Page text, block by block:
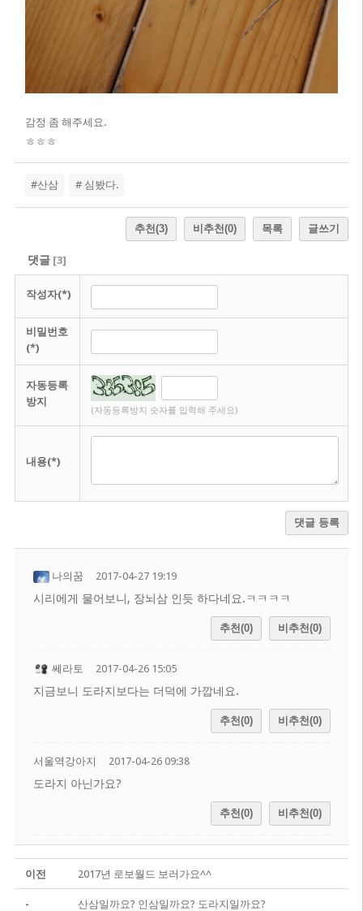
감정 좀 해주세요.
ㅎㅎㅎ
#산삼 # 심봤다.
추천(3) 비추천(0) 목록 글쓰기
댓글[3]
작성자(*)
비밀번호
(*)
자동등록
방지
(자동등록방지 숫자를 입력해 주세요)
내용(*)
댓글 등록
나의꿈 2017-04-27 19:19
시리에게 물어보니, 장뇌삼 인듯 하다네요.ㅋㅋㅋㅋ
추천(0) 비추천(0)
쎄라토 2017-04-26 15:05
지금보니 도라지보다는 더덕에 가깝네요.
추천(0) 비추천(0)
서울역강아지 2017-04-26 09:38
도라지 아닌가요?
추천(0) 비추천(0)
이전 2017년 로보월드 보러가요^^
- 산삼일까요? 인삼일까요? 도라지일까요?